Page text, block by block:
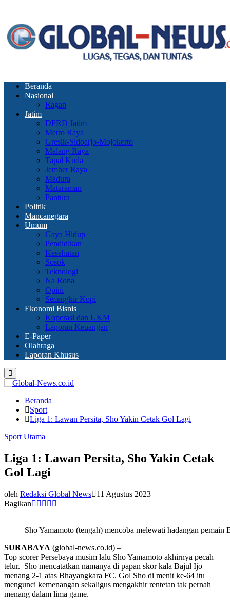
Beranda
Nasional
Ragan
Jatim
DPRD Jatim
Metro Raya
Gresik-Sidoarjo-Mojokerto
Malang Raya
Tapal Kuda
Jember Raya
Madura
Mataraman
Pantura
Politik
Mancanegara
Umum
Gaya Hidup
Pendidikan
Kesehatan
Sosok
Teknologi
Na Rona
Opini
Secangkir Kopi
Ekonomi Bisnis
Koperasi dan UKM
Laporan Keuangan
E-Paper
Olahraga
Laporan Khusus
Primary
Menu
Beranda
Sport
Liga 1: Lawan Persita, Sho Yakin Cetak Gol Lagi
Sport Utama
Liga 1: Lawan Persita, Sho Yakin Cetak
Gol Lagi
oleh Redaksi Global News
11 Agustus 2023
Bagikan
Sho Yamamoto (tengah) mencoba melewati hadangan pemain
SURABAYA (global-news.co.id) –
Top scorer Persebaya musim lalu Sho Yamamoto akhirnya pecah
telur. Sho mencatatkan namanya di papan skor kala Bajul Ijo
menang 2-1 atas Bhayangkara FC. Gol Sho di menit ke-64 itu
mengunci kemenangan sekaligus mengakhir rentetan tak pernah
menang dalam lima game.